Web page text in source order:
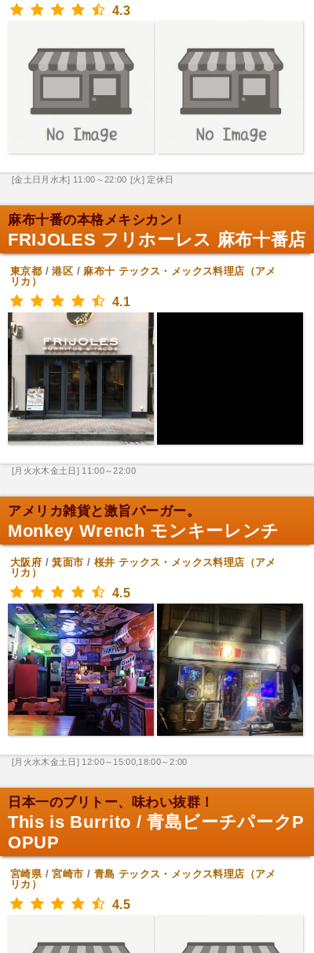
4.3
[金土日月水木] 11:00～22:00 [火] 定休日
麻布十番の本格メキシカン！
FRIJOLES フリホーレス 麻布十番店
東京都 /港区 / 麻布十 テックス・メックス料理店（アメ
リカ）
4.1
[月火水木金土日] 11:00～22:00
アメリカ雑貨と激旨バーガー。
Monkey Wrench モンキーレンチ
大阪府 /箕面市 / 桜井 テックス・メックス料理店（アメ
リカ）
4.5
[月火水木金土日] 12:00～15:00,18:00～2:00
日本一のブリトー、味わい抜群！
This is Burrito / 青島ビーチパークP
OPUP
宮崎県/宮崎市 / 青島 テックス・メックス料理店（アメ
リカ）
4.5